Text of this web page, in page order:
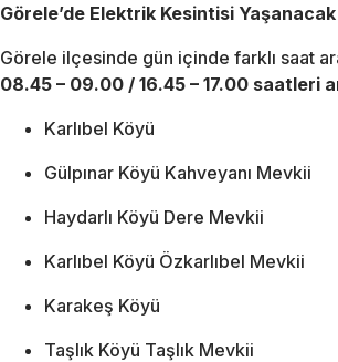
Görele’de Elektrik Kesintisi
Görele ilçesinde gün içinde farklı saat
08.45 – 09.00 / 16.45 – 17.00 saatleri
Karlıbel Köyü
Gülpınar Köyü Kahveyanı Mevkii
Haydarlı Köyü Dere Mevkii
Karlıbel Köyü Özkarlıbel Mevkii
Karakeş Köyü
Taşlık Köyü Taşlık Mevkii